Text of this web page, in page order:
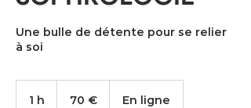
Une bulle de détente pour se relier
à soi
1 h 70 € En ligne